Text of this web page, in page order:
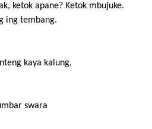
ketok apane? Ketok mbujuke.
ing tembang.
kaya kalung,
swara